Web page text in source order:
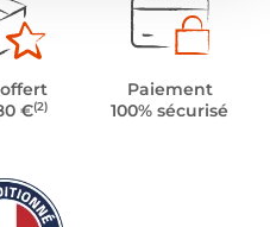
€(2)
Paiement
100% sécurisé